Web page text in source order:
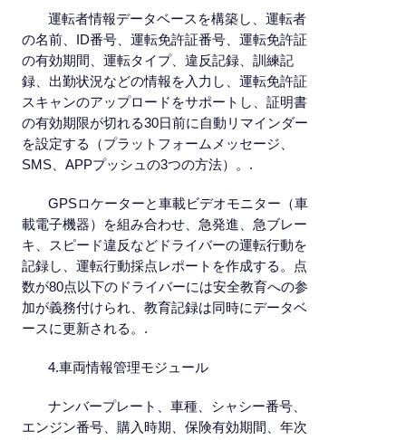
運転者情報データベースを構築し、運転者
の名前、ID番号、運転免許証番号、運転免許証
の有効期間、運転タイプ、違反記録、訓練記
録、出勤状況などの情報を入力し、運転免許証
スキャンのアップロードをサポートし、証明書
の有効期限が切れる30日前に自動リマインダー
を設定する（プラットフォームメッセージ、
SMS、APPプッシュの3つの方法）。.
GPSロケーターと車載ビデオモニター（車
載電子機器）を組み合わせ、急発進、急ブレー
キ、スピード違反などドライバーの運転行動を
記録し、運転行動採点レポートを作成する。点
数が80点以下のドライバーには安全教育への参
加が義務付けられ、教育記録は同時にデータベ
ースに更新される。.
4.車両情報管理モジュール
ナンバープレート、車種、シャシー番号、
エンジン番号、購入時期、保険有効期間、年次